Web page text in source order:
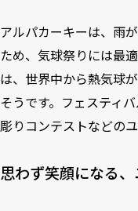
アルパカーキーは、雨
ため、気球祭りには最
は、世界中から熱気球
そうです。フェスティ
彫りコンテストなどの
思わず笑顔になる